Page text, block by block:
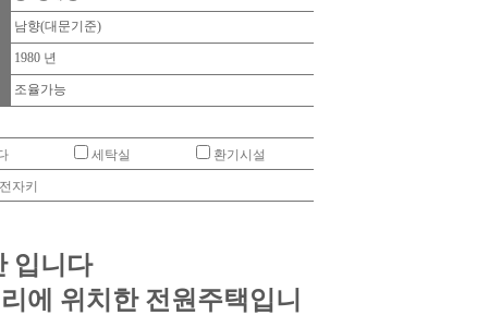
남향(대문기준)
1980 년
조율가능
세탁실 환기시설
자키
입니다
에 위치한 전원주택입니